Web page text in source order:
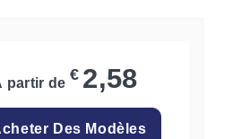
partir de € 2,58
Des Modèles